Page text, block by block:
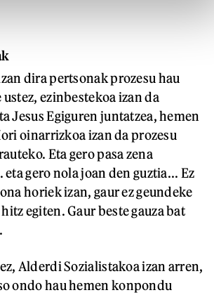
dira pertsonak prozesu hau
ezinbestekoa izan da
Jesus Egiguren juntatzea, hemen
oinarrizkoa izan da prozesu
Eta gero pasa zena
gero nola joan den guztia... Ez
horiek izan, gaur ez geundeke
egiten. Gaur beste gauza bat
Alderdi Sozialistakoa izan arren,
ondo hau hemen konpondu